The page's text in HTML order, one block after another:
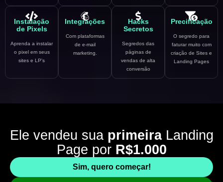
Instalação
de Pixels
Aprenda a instalar
o pixel em seus
sites e LP's
Integrações
Com plataformas
de e-mail
marketing.
Hacks
Secretos
Segredos das
páginas de
vendas de alta
conversão
Precificação
O segredo para
faturar muito com
criação de Sites e
Landing Pages
Ele vendeu sua primeira Landing
Page por R$1.000
Sim, quero começar!